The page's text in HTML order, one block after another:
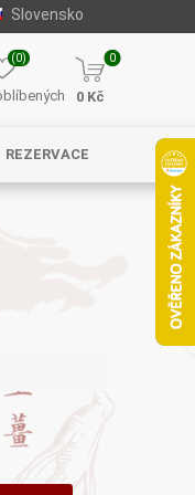
Slovensko
(0) 0
0 Kč
REZERVACE